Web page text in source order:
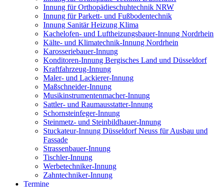
Innung für Orthopädieschuhtechnik NRW
Innung für Parkett- und Fußbodentechnik
Innung Sanitär Heizung Klima
Kachelofen- und Luftheizungsbauer-Innung Nordrhein
Kälte- und Klimatechnik-Innung Nordrhein
Karosseriebauer-Innung
Konditoren-Innung Bergisches Land und Düsseldorf
Kraftfahrzeug-Innung
Maler- und Lackierer-Innung
Maßschneider-Innung
Musikinstrumentenmacher-Innung
Sattler- und Raumausstatter-Innung
Schornsteinfeger-Innung
Steinmetz- und Steinbildhauer-Innung
Stuckateur-Innung Düsseldorf Neuss für Ausbau und
Fassade
Strassenbauer-Innung
Tischler-Innung
Werbetechniker-Innung
Zahntechniker-Innung
Termine